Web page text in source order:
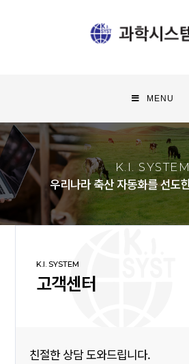
MENU
K.I.
우리나라 축산 자동화를 선도
K.I. SYSTEM
고객센터
친절한 상담 도와드립니다.